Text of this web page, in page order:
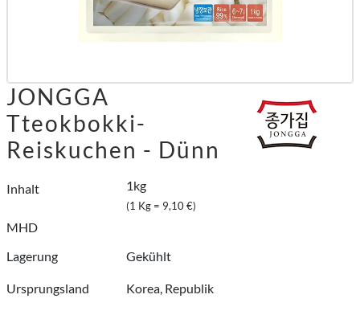
JONGGA
Tteokbokki-
Reiskuchen - Dünn
Inhalt 1kg
(1 Kg = 9,10 €)
MHD
Lagerung
Gekühlt
Ursprungsland Korea, Republik